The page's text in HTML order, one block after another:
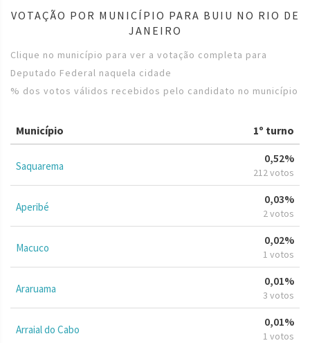
VOTAÇÃO POR MUNICÍPIO PARA BUIU NO RIO DE
JANEIRO
Clique no município para ver a votação completa para
Deputado Federal naquela cidade
% dos votos válidos recebidos pelo candidato no município
Município 1º turno
Saquarema
0,52%
212 votos
Aperibé
0,03%
2 votos
Macuco
0,02%
1 votos
Araruama
0,01%
3 votos
Arraial do Cabo
0,01%
1 votos